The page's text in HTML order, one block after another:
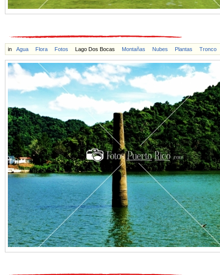
in Agua Flora Fotos Lago Dos Bocas Montañas Nubes Plantas Tronco